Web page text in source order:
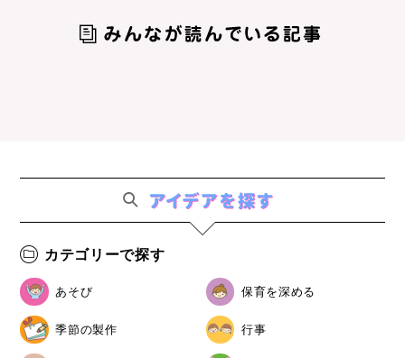
カテゴリーで探す
あそび 保育を深める
季節の製作 行事